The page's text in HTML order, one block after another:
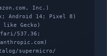
Inc.)
Android 14; Pixel 8)
like Gecko)
537.36;
supermicro/